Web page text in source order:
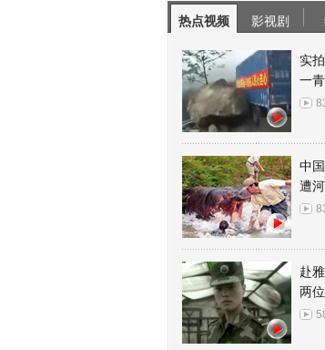
热点视频 影视剧
实
一
中
遭
赴
两